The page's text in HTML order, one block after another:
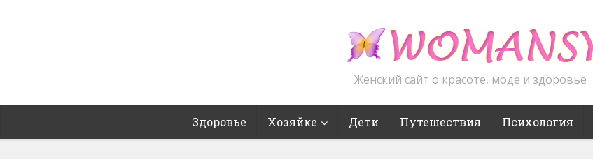
Женский сайт о красоте, моде и здоровье
Здоровье Хозяйке Дети Путешествия Психология